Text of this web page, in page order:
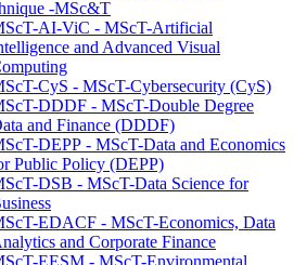
-MSc&T
AI-ViC - MScT-Artificial
and Advanced Visual
CyS - MScT-Cybersecurity (CyS)
DDDF - MScT-Double Degree
and Finance (DDDF)
DEPP - MScT-Data and Economics
Public Policy (DEPP)
DSB - MScT-Data Science for
EDACF - MScT-Economics, Data
and Corporate Finance
EESM - MScT-Environmental